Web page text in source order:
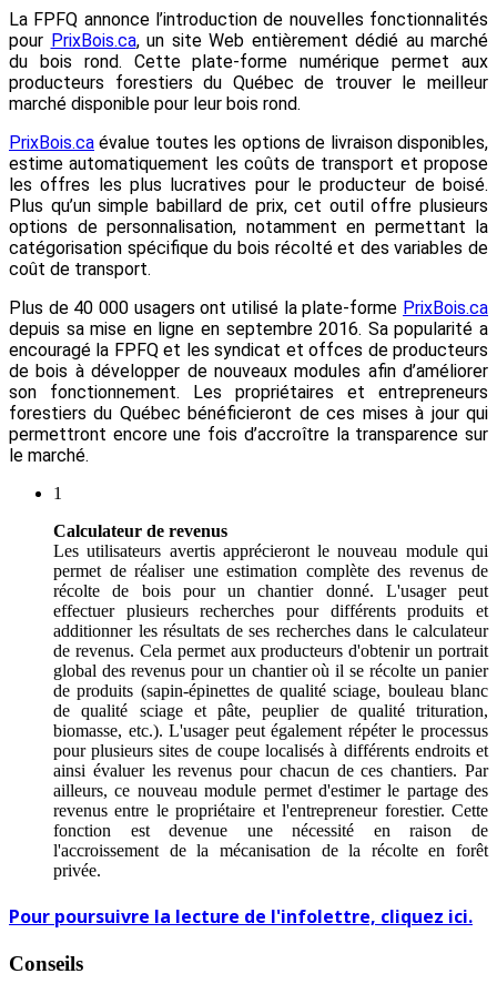
La FPFQ annonce l’introduction de nouvelles fonctionnalités
pour PrixBois.ca, un site Web entièrement dédié au marché
du bois rond. Cette plate-forme numérique permet aux
producteurs forestiers du Québec de trouver le meilleur
marché disponible pour leur bois rond.
PrixBois.ca évalue toutes les options de livraison disponibles,
estime automatiquement les coûts de transport et propose
les offres les plus lucratives pour le producteur de boisé.
Plus qu’un simple babillard de prix, cet outil offre plusieurs
options de personnalisation, notamment en permettant la
catégorisation spécifique du bois récolté et des variables de
coût de transport.
Plus de 40 000 usagers ont utilisé la plate-forme PrixBois.ca
depuis sa mise en ligne en septembre 2016. Sa popularité a
encouragé la FPFQ et les syndicat et offces de producteurs
de bois à développer de nouveaux modules afin d’améliorer
son fonctionnement. Les propriétaires et entrepreneurs
forestiers du Québec bénéficieront de ces mises à jour qui
permettront encore une fois d’accroître la transparence sur
le marché.
1
Calculateur de revenus
Les utilisateurs avertis apprécieront le nouveau module qui
permet de réaliser une estimation complète des revenus de
récolte de bois pour un chantier donné. L'usager peut
effectuer plusieurs recherches pour différents produits et
additionner les résultats de ses recherches dans le calculateur
de revenus. Cela permet aux producteurs d'obtenir un portrait
global des revenus pour un chantier où il se récolte un panier
de produits (sapin-épinettes de qualité sciage, bouleau blanc
de qualité sciage et pâte, peuplier de qualité trituration,
biomasse, etc.). L'usager peut également répéter le processus
pour plusieurs sites de coupe localisés à différents endroits et
ainsi évaluer les revenus pour chacun de ces chantiers. Par
ailleurs, ce nouveau module permet d'estimer le partage des
revenus entre le propriétaire et l'entrepreneur forestier. Cette
fonction est devenue une nécessité en raison de
l'accroissement de la mécanisation de la récolte en forêt
privée.
Pour poursuivre la lecture de l'infolettre, cliquez ici.
Conseils